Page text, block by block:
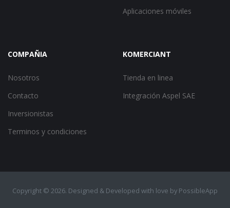
Aplicaciones móviles
COMPAÑIA
Nosotros
Contacto
Inversionistas
Terminos y condiciones
KOMERCIANT
Tienda en linea
Integración Aspel SAE
Copyright © 2026. Designed & Developed with love by PossibleApp